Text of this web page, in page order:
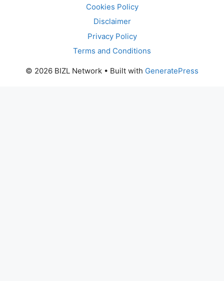
Cookies Policy
Disclaimer
Privacy Policy
Terms and Conditions
© 2026 BIZL Network • Built with GeneratePress